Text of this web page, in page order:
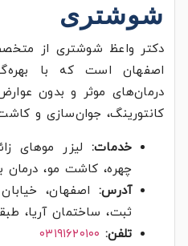
شوشتری
دکتر واعظ شوشتری از
اصفهان است که با
درمان‌های موثر و بدون
کانتورینگ، جوان‌سازی و کاشت
خدمات: لیزر موهای
چهره، کاشت مو، درمان
آدرس:اصفهان، خیابان
ثبت، ساختمان آریا،
تلفن: ۰۳۱۹۱۶۲۰۱۰۰